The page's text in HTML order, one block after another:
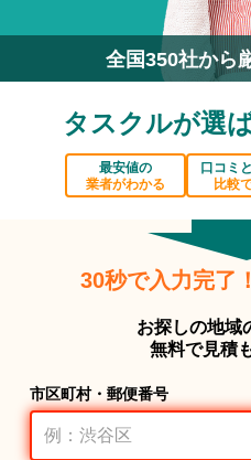
全国350社から
タスクルが選
最安値の
業者がわかる
口コミ
比較
30秒で入力完了
お探しの地域
無料で見積
市区町村・郵便番号